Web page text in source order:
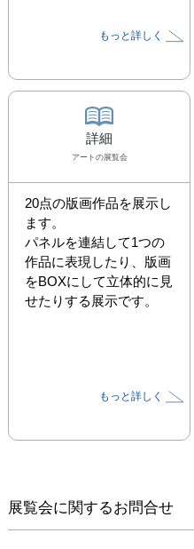
もっと詳しく
詳細
アート の展覧会
20点の版画作品を展示し
ます。
パネルを連結して1つの
作品に表現したり、版画
をBOXにして立体的に見
せたりする展示です。
もっと詳しく
展覧会に関するお問合せ